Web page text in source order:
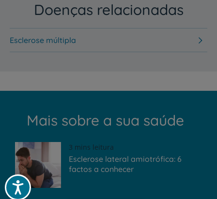
Acessibilidade
Doenças relacionadas
Esclerose múltipla
Mais sobre a sua saúde
3 mins leitura
Esclerose lateral amiotrófica: 6
factos a conhecer